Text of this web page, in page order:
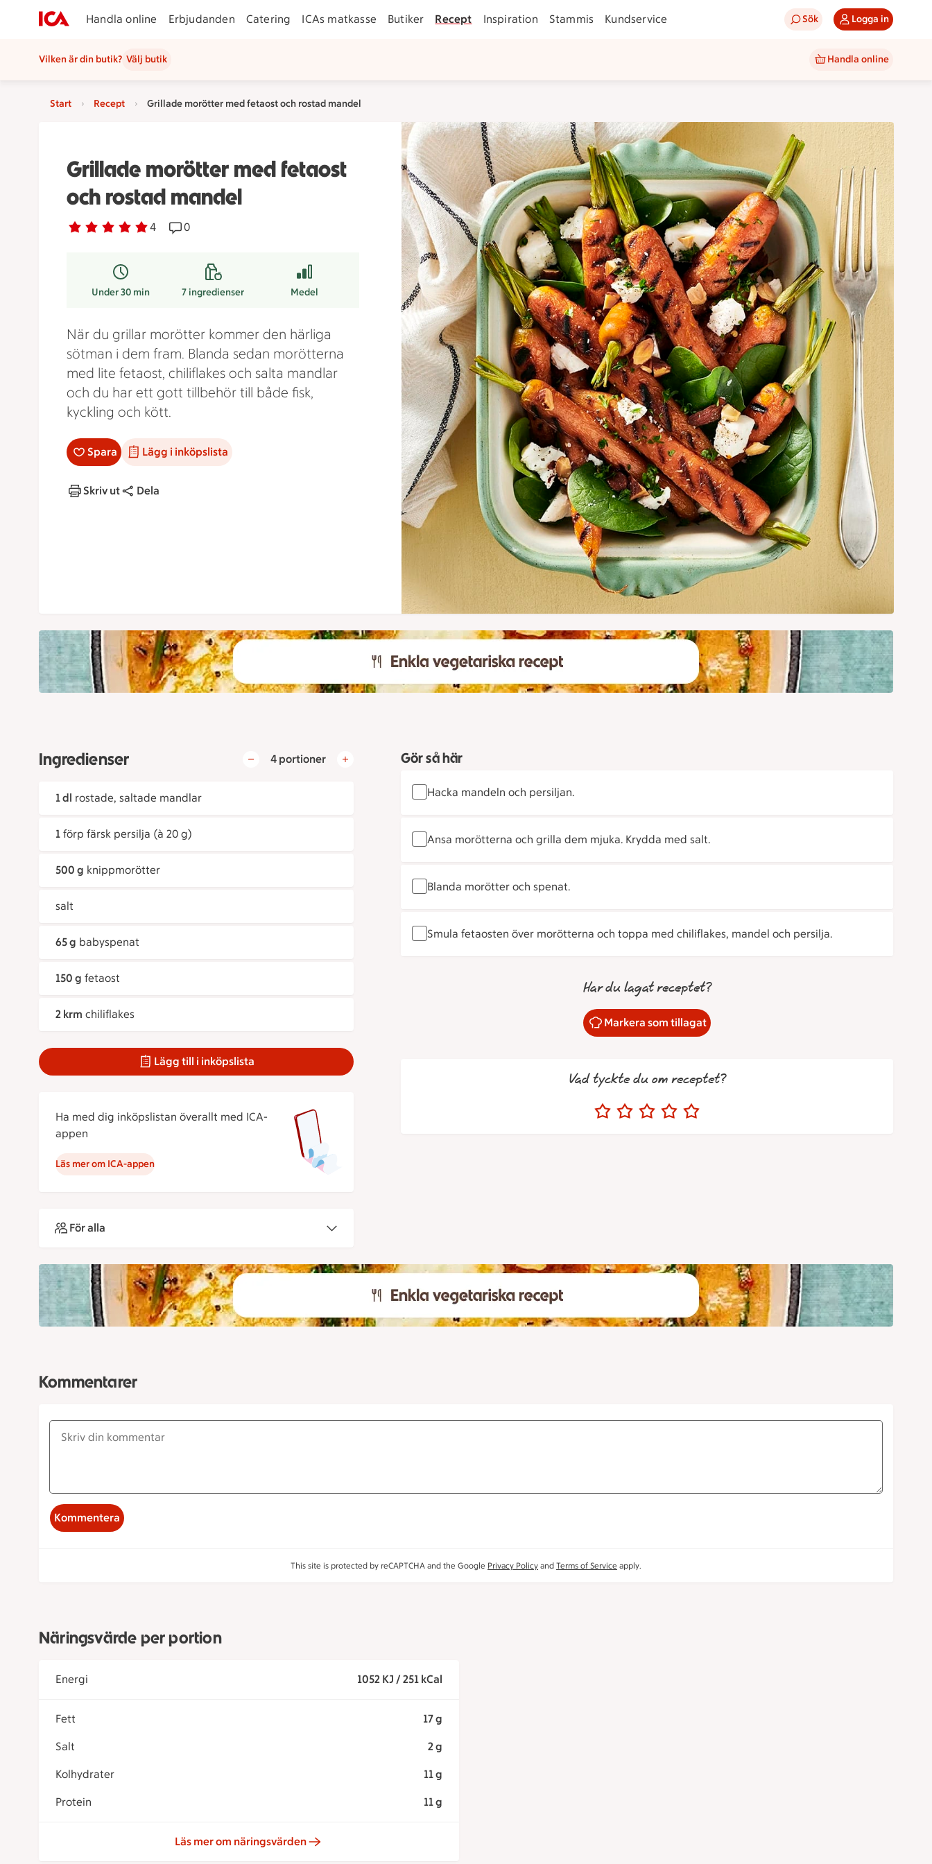
Handla online Erbjudanden Catering ICAs matkasse Butiker Recept Inspiration Stammis Kundservice Sök Logga in
Vilken är din butik? Välj butik Handla online
Start Recept Grillade morötter med fetaost och rostad mandel
Grillade morötter med fetaost
och rostad mandel
Betyg 4.8 av 5. 4
4 personer har röstatReceptet har 0 kommentarer
0
Under 30 min 7ingredienser Medel
När du grillar morötter kommer den härliga
sötman i dem fram. Blanda sedan morötterna
med lite fetaost, chiliflakes och salta mandlar
och du har ett gott tillbehör till både fisk,
kyckling och kött.
Spara Lägg i inköpslista
Skriv ut Dela
Ingredienser 4 portioner
1 dl rostade, saltade mandlar
1 förp färsk persilja (à 20 g)
500 g knippmorötter
salt
65 g babyspenat
150 g fetaost
2 krm chiliflakes
Lägg till i inköpslista
Ha med dig inköpslistan överallt med ICA-
appen
Läs mer om ICA-appen
För alla
Gör så här
Hacka mandeln och persiljan.
Ansa morötterna och grilla dem mjuka. Krydda med salt.
Blanda morötter och spenat.
Smula fetaosten över morötterna och toppa med chiliflakes, mandel och persilja.
Har du lagat receptet?
Markera som tillagat
Vad tyckte du om receptet?
Kommentarer
Kommentera
This site is protected by reCAPTCHA and the Google Privacy Policy and Terms of Service apply.
Näringsvärde per portion
Energi 1052 KJ / 251 kCal
Fett 17 g
Salt 2 g
Kolhydrater 11 g
Protein 11 g
Läs mer om näringsvärden